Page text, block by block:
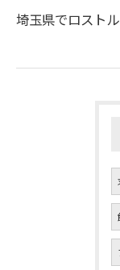
埼玉県でロスト